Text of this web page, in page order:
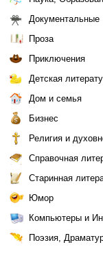
Документальные
Проза
Приключения
Детская
Дом и семья
Бизнес
Религия и
Справочная
Старинная
Юмор
Компьютеры и
Поэзия,